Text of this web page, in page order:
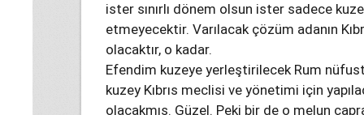
ister sınırlı dönem olsun ister sadece
etmeyecektir. Varılacak çözüm adanın
olacaktır, o kadar.
Efendim kuzeye yerleştirilecek Rum
kuzey Kıbrıs meclisi ve yönetimi için
olacakmış. Güzel. Peki bir de o melun